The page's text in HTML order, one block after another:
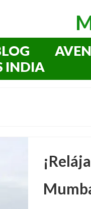
INDIA